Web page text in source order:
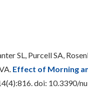
SL, Purcell SA,
Effect of Morning
doi: 10.3390/